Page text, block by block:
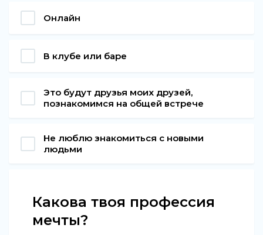
Онлайн
В клубе или баре
Это будут друзья моих друзей,
познакомимся на общей встрече
Не люблю знакомиться с новыми
людьми
Какова твоя профессия
мечты?